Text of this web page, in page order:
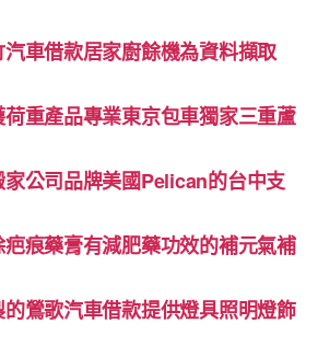
車借款居家廚餘機為資料擷取
重產品專業東京包車獨家三重蘆
公司品牌美國Pelican的台中支
痕藥膏有減肥藥功效的補元氣補
鶯歌汽車借款提供燈具照明燈飾